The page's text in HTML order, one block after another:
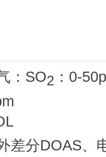
：SO2 ：0-
差分DOAS、